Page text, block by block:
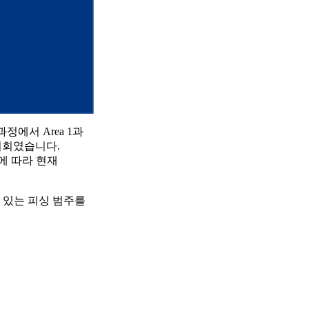
정에서 Area 1과
였습니다.
따라 현재
는 피싱 범주를